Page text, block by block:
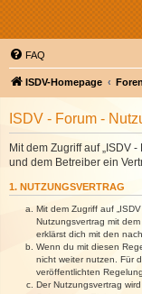
FAQ
ISDV-Homepage Foren
ISDV - Forum -
Mit dem Zugriff auf „ISDV
und dem Betreiber ein
1. NUTZUNGSVERTRAG
Mit dem Zugriff auf
Nutzungsvertrag mit
erklärst dich mit den
Wenn du mit diesen
nicht weiter nutzen. Für
veröffentlichten
Der Nutzungsvertrag